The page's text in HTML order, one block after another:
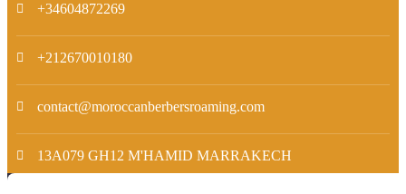
+34604872269
+212670010180
contact@moroccanberbersroaming.com
13A079 GH12 M'HAMID MARRAKECH